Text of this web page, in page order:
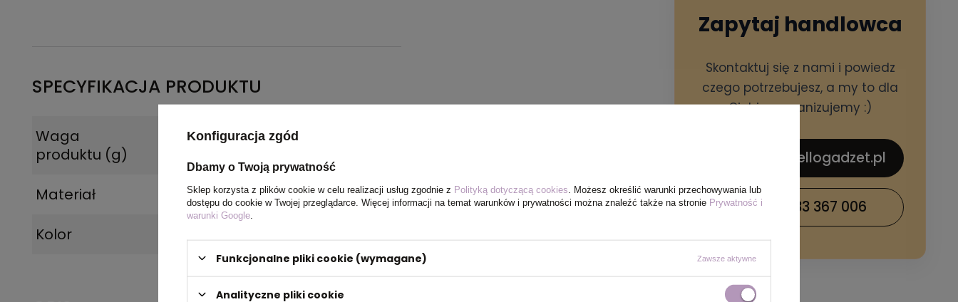
SPECYFIKACJA PRODUKTU
Waga
produktu (g)
0,03 kg
Materiał
Plastik
Kolor
Zapytaj handlowca
Skontaktuj się z nami i powiedz
czego potrzebujesz, a my to dla
Ciebie zorganizujemy :)
sklep@hellogadzet.pl
+48 733 367 006
Konfiguracja zgód
Dbamy o Twoją prywatność
Sklep korzysta z plików cookie w celu realizacji usług zgodnie z Polityką dotyczącą cookies . Możesz określić warunki przechowywania lub
dostępu do cookie w Twojej przeglądarce. Więcej informacji na temat warunków i prywatności można znaleźć także na stronie Prywatność i
warunki Google
Funkcjonalne pliki cookie (wymagane) Zawsze aktywne
Analityczne pliki cookie